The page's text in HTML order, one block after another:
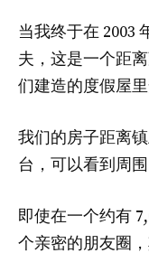
当我终于在 2003
夫，这是一个距
们建造的度假屋里
我们的房子距离
台，可以看到周围
即使在一个约有
个亲密的朋友圈